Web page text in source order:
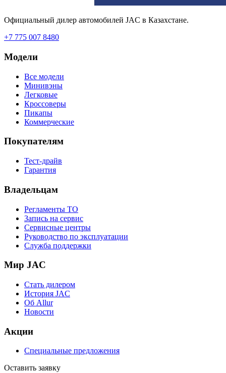
Официальный дилер автомобилей JAC в Казахстане.
+7 775 007 8480
Модели
Все модели
Минивэны
Легковые
Кроссоверы
Пикапы
Коммерческие
Покупателям
Тест-драйв
Гарантия
Владельцам
Регламенты ТО
Запись на сервис
Сервисные центры
Руководство по эксплуатации
Служба поддержки
Мир JAC
Стать дилером
История JAC
Об Allur
Новости
Акции
Специальные предложения
Оставить заявку